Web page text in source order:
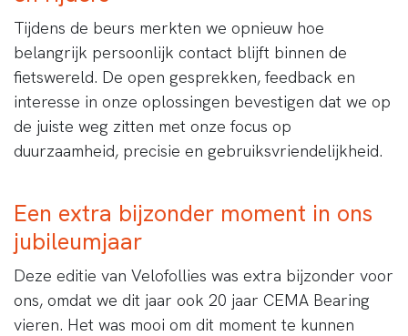
Tijdens de beurs merkten we opnieuw hoe
belangrijk persoonlijk contact blijft binnen de
fietswereld. De open gesprekken, feedback en
interesse in onze oplossingen bevestigen dat we op
de juiste weg zitten met onze focus op
duurzaamheid, precisie en gebruiksvriendelijkheid.
Een extra bijzonder moment in ons
jubileumjaar
Deze editie van Velofollies was extra bijzonder voor
ons, omdat we dit jaar ook 20 jaar CEMA Bearing
vieren. Het was mooi om dit moment te kunnen